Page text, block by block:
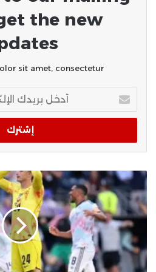
the new
sit amet, consectetur.
بريدك
الإلكتروني